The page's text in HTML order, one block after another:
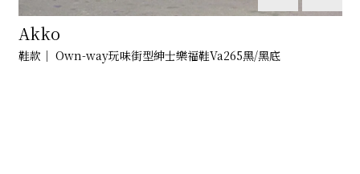
Akko
鞋款｜ Own-way玩味街型紳士樂福鞋Va265黑/黑底